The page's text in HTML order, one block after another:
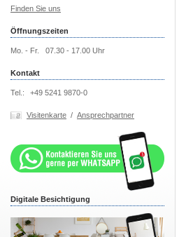
Finden Sie uns
Öffnungszeiten
Mo. - Fr. 07.30 - 17.00 Uhr
Kontakt
Tel.: +49 5241 9870-0
Visitenkarte / Ansprechpartner
Digitale Besichtigung